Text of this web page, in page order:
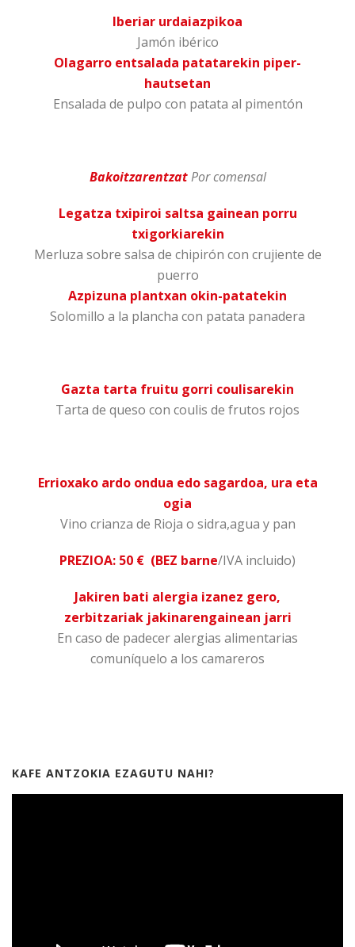
Iberiar urdaiazpikoa
Jamón ibérico
Olagarro entsalada patatarekin piper-
hautsetan
Ensalada de pulpo con patata al pimentón
BakoitzarentzatPor comensal
Legatza txipiroi saltsa gainean porru
txigorkiarekin
Merluza sobre salsa de chipirón con crujiente de
puerro
Azpizuna plantxan okin-patatekin
Solomillo a la plancha con patata panadera
Gazta tarta fruitu gorri coulisarekin
Tarta de queso con coulis de frutos rojos
Errioxako ardo ondua edo sagardoa, ura eta
ogia
Vino crianza de Rioja o sidra,agua y pan
PREZIOA: 50 € (BEZ barne/IVA incluido)
Jakiren bati alergia izanez gero,
zerbitzariak jakinarengainean jarri
En caso de padecer alergias alimentarias
comuníquelo a los camareros
KAFE ANTZOKIA EZAGUTU NAHI?